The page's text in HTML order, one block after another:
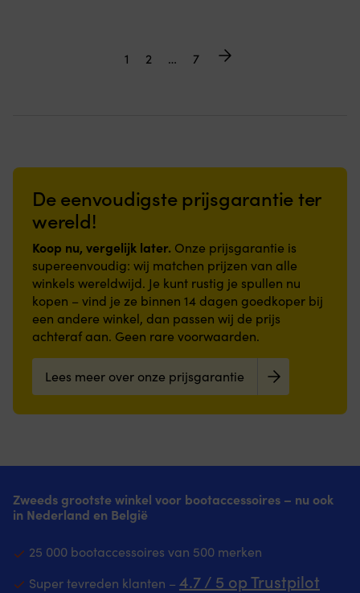
op
de
1 2 … 7
De eenvoudigste prijsgarantie ter
wereld!
Koop nu, vergelijk later. Onze prijsgarantie is
supereenvoudig: wij matchen prijzen van alle
winkels wereldwijd. Je kunt rustig je spullen nu
kopen – vind je ze binnen 14 dagen goedkoper bij
een andere winkel, dan passen wij de prijs
achteraf aan. Geen rare voorwaarden.
Lees meer over onze prijsgarantie
Zweeds grootste winkel voor bootaccessoires – nu ook
in Nederland en België
25 000 bootaccessoires van 500 merken
Super tevreden klanten – 4.7 / 5 op Trustpilot